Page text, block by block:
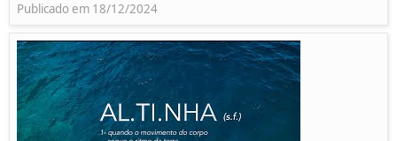
Publicado em 18/12/2024